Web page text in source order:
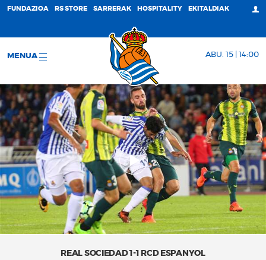
FUNDAZIOA RS STORE SARRERAK HOSPITALITY EKITALDIAK
MENUA ABU. 15 | 14:00
REAL SOCIEDAD 1-1 RCD ESPANYOL